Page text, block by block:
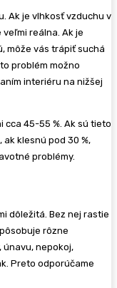
Ak je vlhkosť vzduchu v
reálna. Ak je
môže vás trápiť suchá
problém možno
interiéru na nižšej
cca 45-55 %. Ak sú tieto
ak klesnú pod 30 %,
problémy.
dôležitá. Bez nej rastie
rôzne
nepokoj,
Preto odporúčame